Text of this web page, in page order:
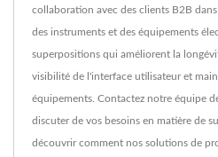
collaboration avec des clients B2B dans
des instruments et des équipements
superpositions qui améliorent la
visibilité de l'interface utilisateur et
équipements. Contactez notre équipe
discuter de vos besoins en matière de
découvrir comment nos solutions de